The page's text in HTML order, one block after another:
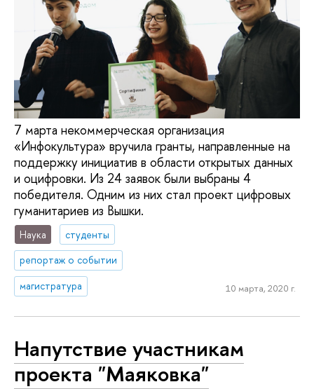
7 марта некоммерческая организация
«Инфокультура» вручила гранты, направленные на
поддержку инициатив в области открытых данных
и оцифровки. Из 24 заявок были выбраны 4
победителя. Одним из них стал проект цифровых
гуманитариев из Вышки.
Наука
студенты
репортаж о событии
магистратура
10 марта, 2020 г.
Напутствие участникам
проекта "Маяковка"